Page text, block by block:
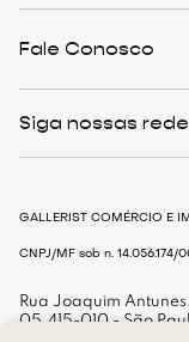
Cashback
The Outlist
Nossas Lojas
Trabalhe Conosco
Fale Conosco
shop@gallerist.com.br
Siga nossas
GALLERIST COMÉRCIO E
CNPJ/MF sob n. 14.056.174/
Rua Joaquim
05.415-010 - São